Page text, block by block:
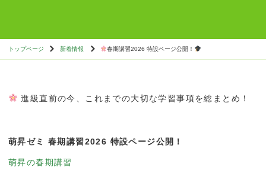
トップページ 新着情報 春期講習2026 特設ページ公開！
進級直前の今、これまでの大切な学習事項を総まとめ！
萌昇ゼミ 春期講習2026 特設ページ公開！
萌昇の春期講習